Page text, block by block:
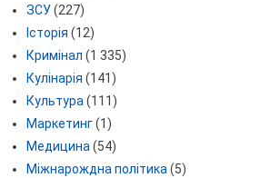
ЗСУ(227)
Історія (12)
Кримінал (1 335)
Кулінарія (141)
Культура(111)
Маркетинг(1)
Медицина(54)
Міжнарождна політика(5)